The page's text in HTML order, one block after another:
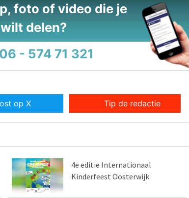
foto of video die je
delen?
06 - 574 71 321
op X Tip de redactie
4e editie Internationaal
Kinderfeest Oosterwijk